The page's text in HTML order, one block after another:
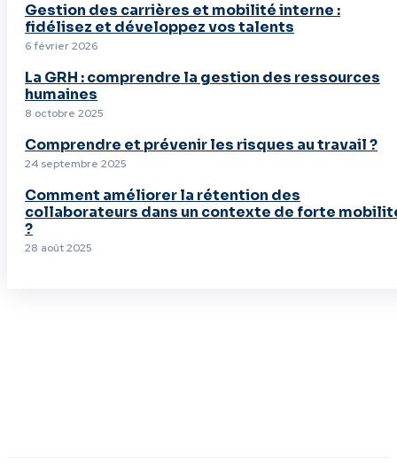
Gestion des carrières et mobilité interne :
fidélisez et développez vos talents
6 février 2026
La GRH : comprendre la gestion des ressources
humaines
8 octobre 2025
Comprendre et prévenir les risques au travail ?
24 septembre 2025
Comment améliorer la rétention des
collaborateurs dans un contexte de forte
?
28 août 2025